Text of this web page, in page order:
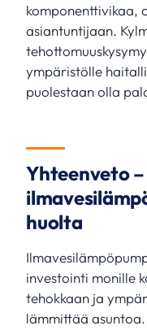
komponenttivikaa,
asiantuntijaan.
ympäristölle
puolestaan olla
Yhteenveto
huolta
investointi monille
tehokkaan ja
lämmittää